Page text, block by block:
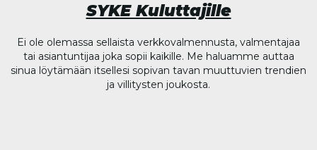
SYKE Kuluttajille
Ei ole olemassa sellaista verkkovalmennusta, valmentajaa
tai asiantuntijaa joka sopii kaikille. Me haluamme auttaa
sinua löytämään itsellesi sopivan tavan muuttuvien trendien
ja villitysten joukosta.